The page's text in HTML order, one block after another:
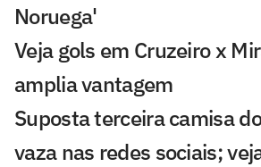
Noruega'
Veja gols em Cruzeiro x
amplia vantagem
Suposta terceira camisa
vaza nas redes sociais;